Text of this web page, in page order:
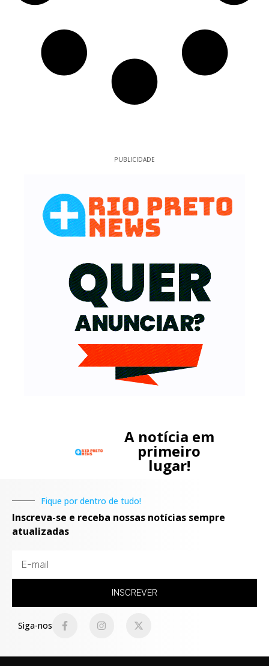
PUBLICIDADE
A notícia em
primeiro
lugar!
Fique por dentro de tudo!
Inscreva-se e receba nossas notícias sempre
atualizadas
INSCREVER
Siga-nos